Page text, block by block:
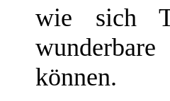
wie sich
können.